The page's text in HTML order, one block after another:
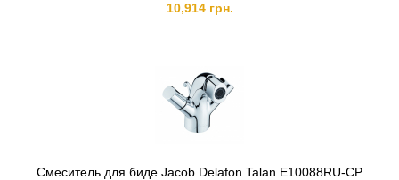
10,914 грн.
Cмеситель для биде Jacob Delafon Talan E10088RU-CP